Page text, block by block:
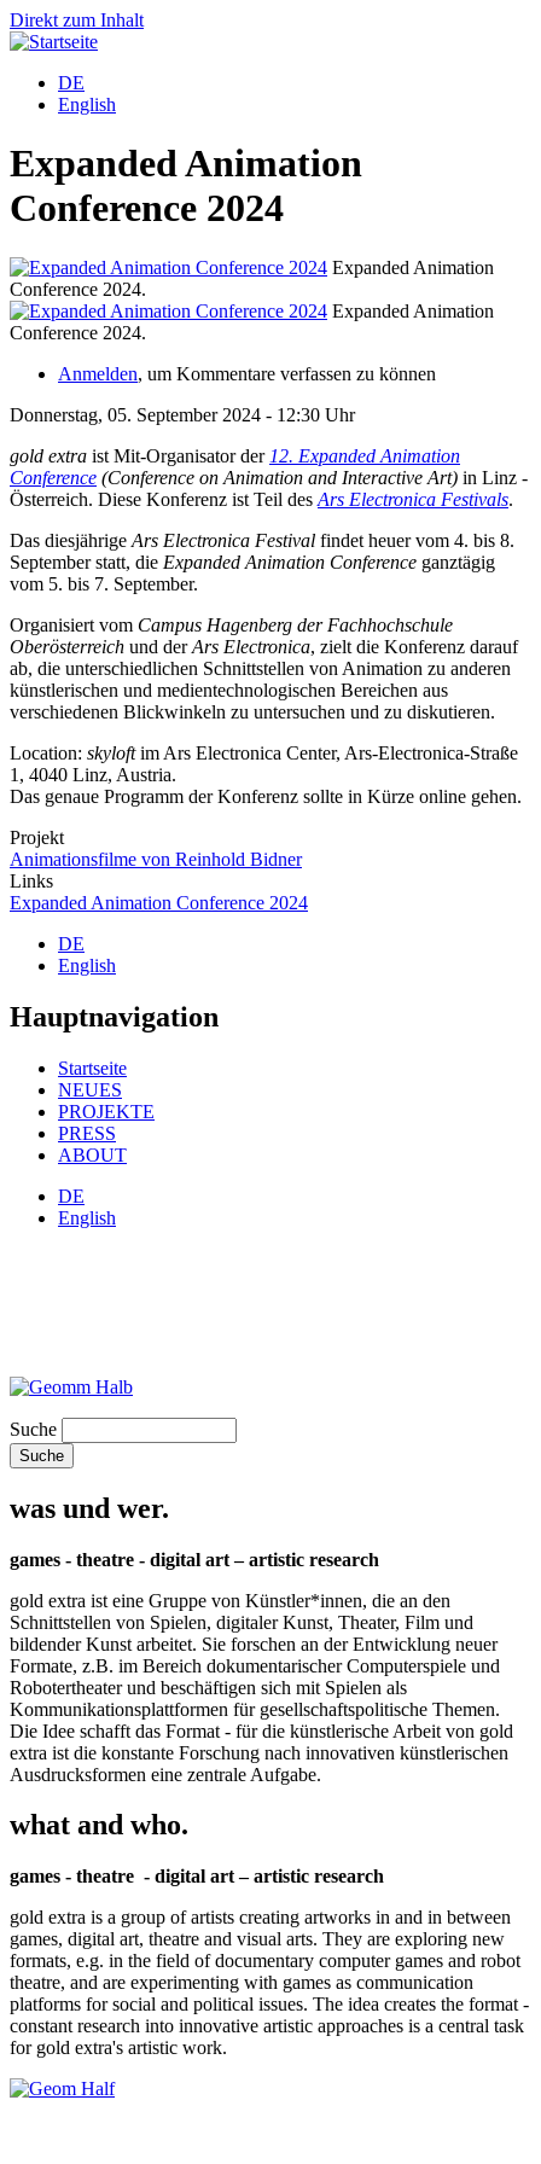
Direkt zum Inhalt
DE
English
Expanded Animation
Conference 2024
Expanded Animation
Conference 2024.
Expanded Animation
Conference 2024.
Anmelden, um Kommentare verfassen zu können
Donnerstag, 05. September 2024 - 12:30 Uhr
gold extra ist Mit-Organisator der 12. Expanded Animation
Conference (Conference on Animation and Interactive Art) in Linz -
Österreich. Diese Konferenz ist Teil des Ars Electronica Festivals.
Das diesjährige Ars Electronica Festival findet heuer vom 4. bis 8.
September statt, die Expanded Animation Conference ganztägig
vom 5. bis 7. September.
Organisiert vom Campus Hagenberg der Fachhochschule
Oberösterreich und derArs Electronica, zielt die Konferenz darauf
ab, die unterschiedlichen Schnittstellen von Animation zu anderen
künstlerischen und medientechnologischen Bereichen aus
verschiedenen Blickwinkeln zu untersuchen und zu diskutieren.
Location: skyloftim Ars Electronica Center, Ars-Electronica-Straße
1, 4040 Linz, Austria.
Das genaue Programm der Konferenz sollte in Kürze online gehen.
Projekt
Animationsfilme von Reinhold Bidner
Links
Expanded Animation Conference 2024
DE
English
Hauptnavigation
Startseite
NEUES
PROJEKTE
PRESS
ABOUT
DE
English
Suche
was und wer.
games - theatre - digital art – artistic research
gold extra ist eine Gruppe von Künstler*innen, die an den
Schnittstellen von Spielen, digitaler Kunst, Theater, Film und
bildender Kunst arbeitet. Sie forschen an der Entwicklung neuer
Formate, z.B. im Bereich dokumentarischer Computerspiele und
Robotertheater und beschäftigen sich mit Spielen als
Kommunikationsplattformen für gesellschaftspolitische Themen.
Die Idee schafft das Format - für die künstlerische Arbeit von gold
extra ist die konstante Forschung nach innovativen künstlerischen
Ausdrucksformen eine zentrale Aufgabe.
what and who.
games - theatre - digital art – artistic research
gold extra is a group of artists creating artworks in and in between
games, digital art, theatre and visual arts. They are exploring new
formats, e.g. in the field of documentary computer games and robot
theatre, and are experimenting with games as communication
platforms for social and political issues. The idea creates the format -
constant research into innovative artistic approaches is a central task
for gold extra's artistic work.